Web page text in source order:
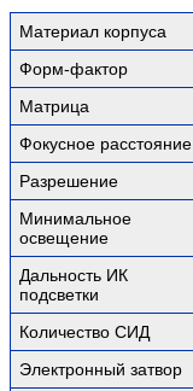
Материал корпуса
Форм-фактор
Матрица
Фокусное расстояние
Разрешение
Минимальное
освещение
Дальность ИК
подсветки
Количество СИД
Электронный затвор